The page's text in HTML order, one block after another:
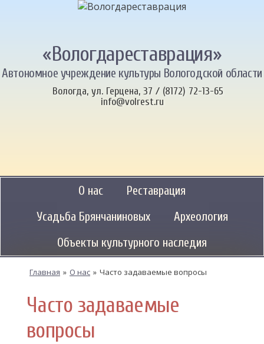
«Вологдареставрация»
Автономное учреждение культуры Вологодской области
Вологда, ул. Герцена, 37 / (8172) 72-13-65
info@volrest.ru
О нас
Реставрация
Усадьба Брянчаниновых
Археология
Объекты культурного наследия
Главная » О нас » Часто задаваемые вопросы
Часто задаваемые
вопросы